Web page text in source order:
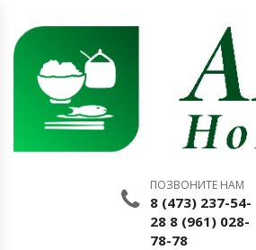
ПОЗВОНИТЕ НАМ
8 (473) 237-54-
28 8 (961) 028-
78-78